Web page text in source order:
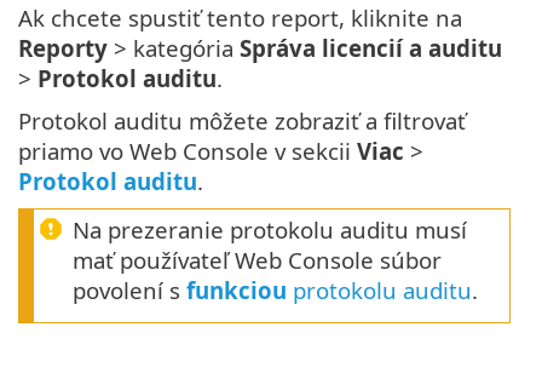
Ak chcete spustiť tento report, kliknite na
Reporty > kategória Správa licencií a auditu
> Protokol auditu.
Protokol auditu môžete zobraziť a filtrovať
priamo vo Web Console v sekcii Viac >
Protokol auditu.
Na prezeranie protokolu auditu musí
mať používateľ Web Console súbor
povolení s funkciou protokolu auditu.